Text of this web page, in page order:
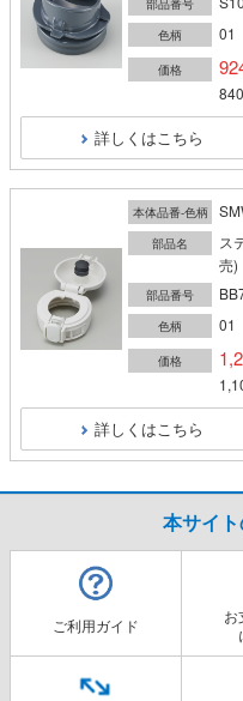
部品番号
色柄 01
価格
詳しくはこちら
本体品番-色柄
部品名
ス
売)
部品番号
色柄 01
価格
詳しくはこちら
本サイ
ご利用ガイド
お